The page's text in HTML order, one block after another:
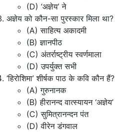
(D) ‘अज्ञेय’ ने
अज्ञेय को कौन-सा पुरस्कार मिला था?
(A) साहित्य अकादमी
(B) ज्ञानपीठ
(C) अंतर्राष्ट्रीय स्वर्णमाला
(D) उपर्युक्त सभी
‘हिरोशिमा’ शीर्षक पाठ के कवि कौन हैं?
(A) गुरुनानक
(B) हीरानन्द वात्स्यायन ‘अज्ञेय’
(C) सुमित्रानन्दन पंत
(D) वीरेन डंगवाल